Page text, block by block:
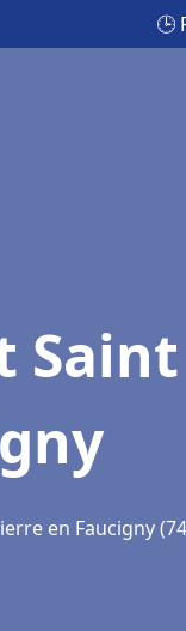
🕒
Saint
en Faucigny